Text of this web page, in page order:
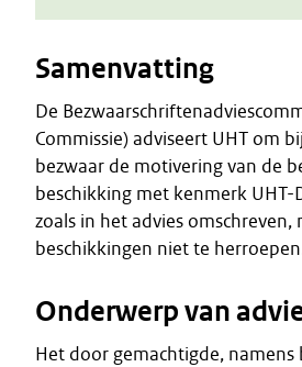
Samenvatting
De
Commissie) adviseert UHT om
bezwaar de motivering van de
beschikking met kenmerk UHT-
zoals in het advies omschreven,
beschikkingen niet te
Onderwerp van
Het door gemachtigde, namens